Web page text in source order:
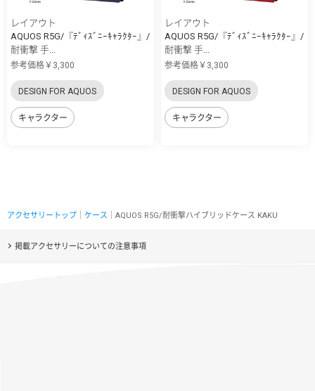
レイアウト
AQUOS R5G/『ﾃﾞｨｽﾞﾆｰｷｬﾗｸﾀｰ』/
耐衝撃 手...
参考価格￥3,300
DESIGN FOR AQUOS
キャラクター
レイアウト
AQUOS R5G/『ﾃﾞｨｽﾞﾆｰｷｬﾗｸﾀｰ』/
耐衝撃 手...
参考価格￥3,300
DESIGN FOR AQUOS
キャラクター
アクセサリートップ ケース ｜AQUOS R5G/耐衝撃ハイブリッドケース KAKU
掲載アクセサリーについての注意事項